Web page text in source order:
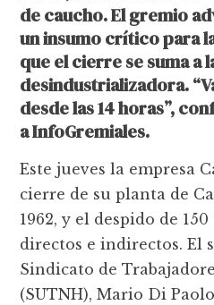
de caucho. El gremio
un insumo crítico para
que el cierre se suma a
desindustrializadora.
desde las 14 horas”,
a InfoGremiales.
Este jueves la empresa
cierre de su planta de
1962, y el despido de
directos e indirectos. El
Sindicato de
(SUTNH), Mario Di